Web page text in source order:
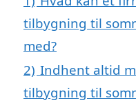
tilbygning til
med?
2) Indhent altid
tilbygning til